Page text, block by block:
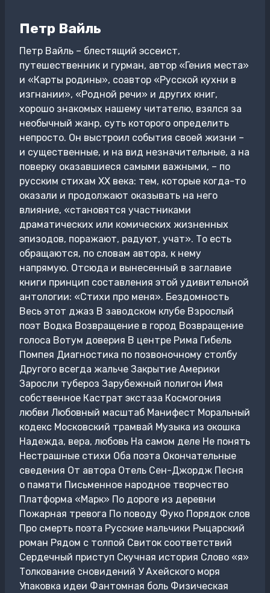
Петр Вайль
Петр Вайль – блестящий эссеист,
путешественник и гурман, автор «Гения места»
и «Карты родины», соавтор «Русской кухни в
изгнании», «Родной речи» и других книг,
хорошо знакомых нашему читателю, взялся за
необычный жанр, суть которого определить
непросто. Он выстроил события своей жизни –
и существенные, и на вид незначительные, а на
поверку оказавшиеся самыми важными, – по
русским стихам XX века: тем, которые когда-то
оказали и продолжают оказывать на него
влияние, «становятся участниками
драматических или комических жизненных
эпизодов, поражают, радуют, учат». То есть
обращаются, по словам автора, к нему
напрямую. Отсюда и вынесенный в заглавие
книги принцип составления этой удивительной
антологии: «Стихи про меня». Бездомность
Весь этот джаз В заводском клубе Взрослый
поэт Водка Возвращение в город Возвращение
голоса Вотум доверия В центре Рима Гибель
Помпея Диагностика по позвоночному столбу
Другого всегда жальче Закрытие Америки
Заросли тубероз Зарубежный полигон Имя
собственное Кастрат экстаза Космогония
любви Любовный масштаб Манифест Моральный
кодекс Московский трамвай Музыка из окошка
Надежда, вера, любовь На самом деле Не понять
Нестрашные стихи Оба поэта Окончательные
сведения От автора Отель Сен-Джордж Песня
о памяти Письменное народное творчество
Платформа «Марк» По дороге из деревни
Пожарная тревога По поводу Фуко Порядок слов
Про смерть поэта Русские мальчики Рыцарский
роман Рядом с толпой Свиток соответствий
Сердечный приступ Скучная история Слово «я»
Толкование сновидений У Ахейского моря
Упаковка идеи Фантомная боль Физическая